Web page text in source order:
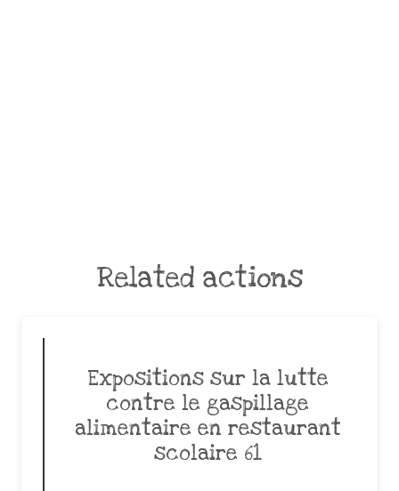
Related actions
Expositions sur la lutte
contre le gaspillage
alimentaire en restaurant
scolaire 61